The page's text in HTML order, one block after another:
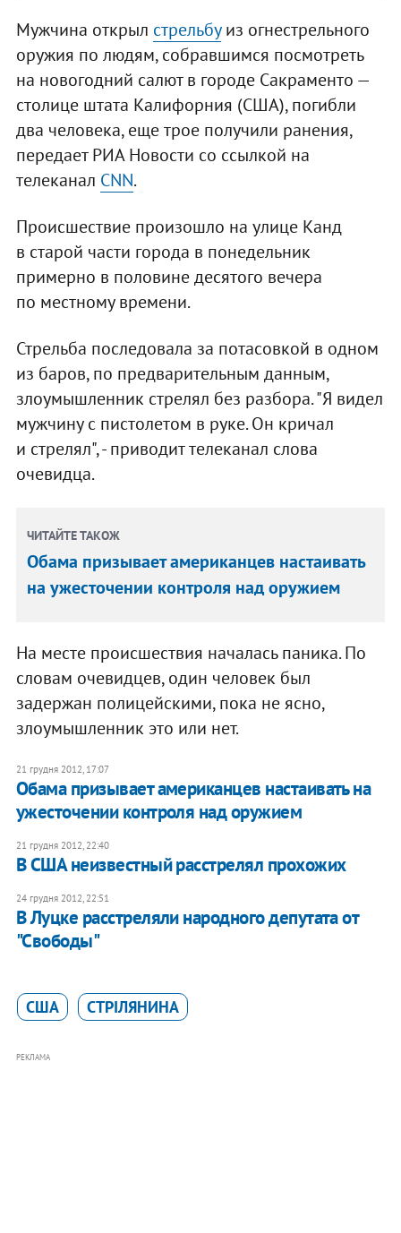
Мужчина открыл стрельбуиз огнестрельного
оружия по людям, собравшимся посмотреть
на новогодний салют в городе Сакраменто —
столице штата Калифорния (США), погибли
два человека, еще трое получили ранения,
передает РИА Новости со ссылкой на
телеканал CNN.
Происшествие произошло на улице Канд
в старой части города в понедельник
примерно в половине десятого вечера
по местному времени.
Стрельба последовала за потасовкой в одном
из баров, по предварительным данным,
злоумышленник стрелял без разбора. "Я видел
мужчину с пистолетом в руке. Он кричал
и стрелял", - приводит телеканал слова
очевидца.
ЧИТАЙТЕ ТАКОЖ
Обама призывает американцев настаивать
на ужесточении контроля над оружием
На месте происшествия началась паника. По
словам очевидцев, один человек был
задержан полицейскими, пока не ясно,
злоумышленник это или нет.
21 грудня 2012, 17:07
Обама призывает американцев настаивать на
ужесточении контроля над оружием
21 грудня 2012, 22:40
В США неизвестный расстрелял прохожих
24 грудня 2012, 22:51
В Луцке расстреляли народного депутата от
"Свободы"
США СТРІЛЯНИНА
РЕКЛАМА